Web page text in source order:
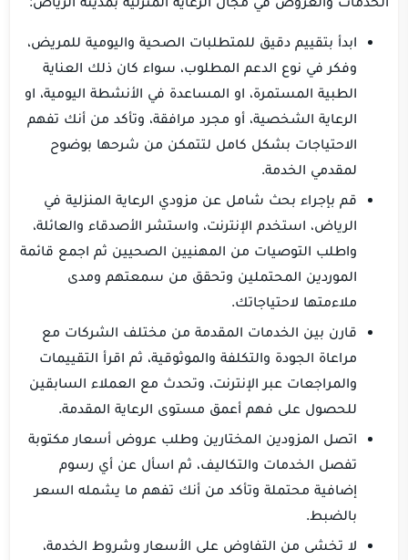
ابدأ بتقييم دقيق للمتطلبات الصحية واليومية للمريض،
وفكر في نوع الدعم المطلوب، سواء كان ذلك العناية
الطبية المستمرة، او المساعدة في الأنشطة اليومية، او
الرعاية الشخصية، أو مجرد مرافقة، وتأكد من أنك تفهم
الاحتياجات بشكل كامل لتتمكن من شرحها بوضوح
لمقدمي الخدمة.
قم بإجراء بحث شامل عن مزودي الرعاية المنزلية في
الرياض، استخدم الإنترنت، واستشر الأصدقاء والعائلة،
واطلب التوصيات من المهنيين الصحيين ثم اجمع قائمة
الموردين المحتملين وتحقق من سمعتهم ومدى
ملاءمتها لاحتياجاتك.
قارن بين الخدمات المقدمة من مختلف الشركات مع
مراعاة الجودة والتكلفة والموثوقية، ثم اقرأ التقييمات
والمراجعات عبر الإنترنت، وتحدث مع العملاء السابقين
للحصول على فهم أعمق مستوى الرعاية المقدمة.
اتصل المزودين المختارين وطلب عروض أسعار مكتوبة
تفصل الخدمات والتكاليف، ثم اسأل عن أي رسوم
إضافية محتملة وتأكد من أنك تفهم ما يشمله السعر
بالضبط.
لا تخشى من التفاوض على الأسعار وشروط الخدمة،